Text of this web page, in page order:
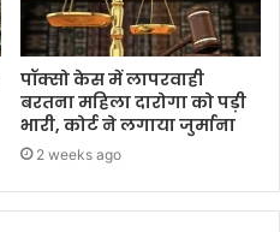
पॉक्सो केस में लापरवाही
बरतना महिला दारोगा को पड़ी
भारी, कोर्ट ने लगाया जुर्माना
2 weeks ago